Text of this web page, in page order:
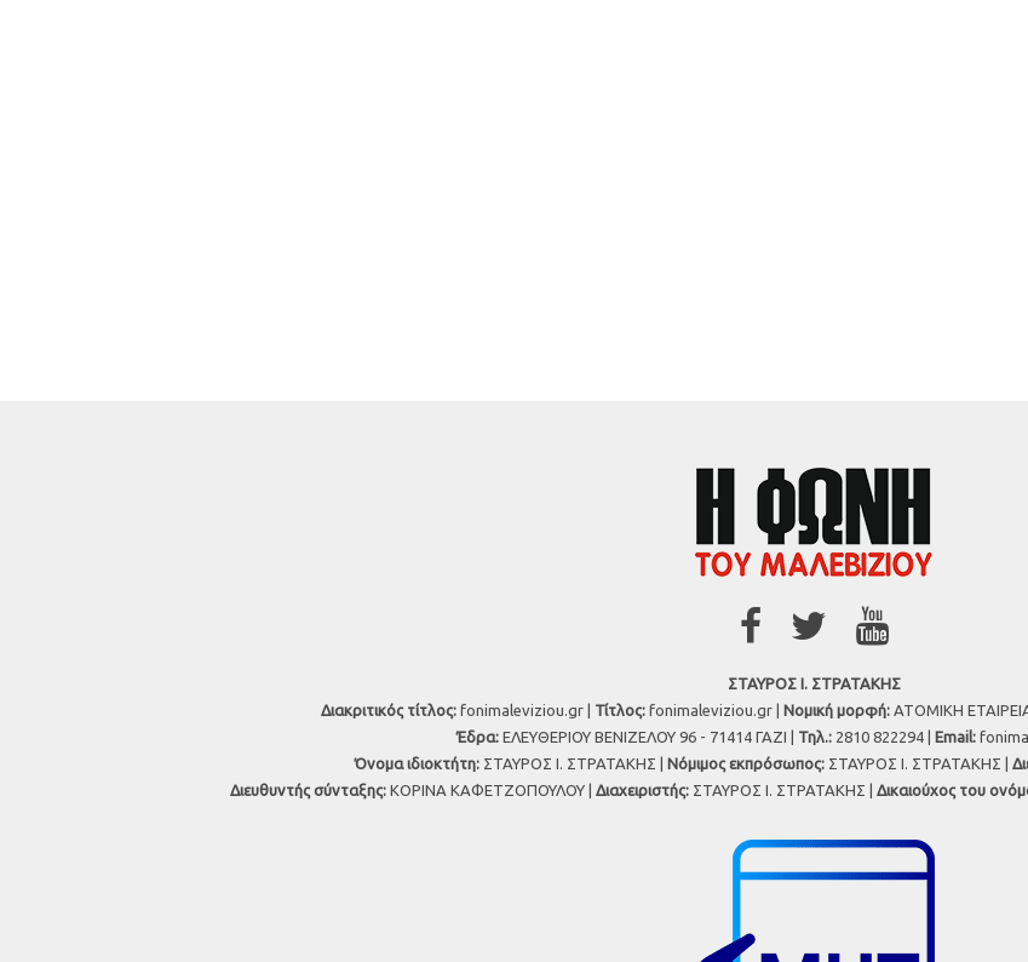
ΣΤΑΥΡΟΣ Ι. ΣΤΡΑΤΑΚΗΣ
Διακριτικός τίτλος: fonimaleviziou.gr | Τίτλος: fonimaleviziou.gr | Νομική μορφή: ΑΤΟΜΙΚΗ
Έδρα: ΕΛΕΥΘΕΡΙΟΥ ΒΕΝΙΖΕΛΟΥ 96 - 71414 ΓΑΖΙ | Τηλ.: 2810 822294 | Εmail:
Όνομα ιδιοκτήτη: ΣΤΑΥΡΟΣ Ι. ΣΤΡΑΤΑΚΗΣ | Νόμιμος εκπρόσωπος: ΣΤΑΥΡΟΣ Ι. ΣΤΡΑΤΑΚΗΣ |
Διευθυντής σύνταξης: ΚΟΡΙΝΑ ΚΑΦΕΤΖΟΠΟΥΛΟΥ | Διαχειριστής: ΣΤΑΥΡΟΣ Ι. ΣΤΡΑΤΑΚΗΣ | Δικαιούχος του